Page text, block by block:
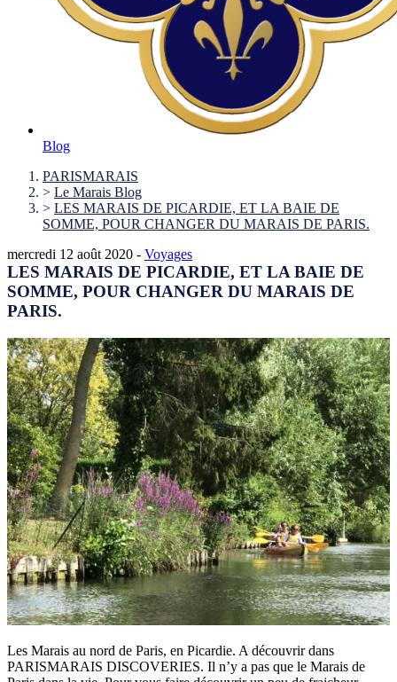
Blog
PARISMARAIS
> Le Marais Blog
> LES MARAIS DE PICARDIE, ET LA BAIE DE
SOMME, POUR CHANGER DU MARAIS DE PARIS.
mercredi 12 août 2020 - Voyages
LES MARAIS DE PICARDIE, ET LA BAIE DE
SOMME, POUR CHANGER DU MARAIS DE
PARIS.
Les Marais au nord de Paris, en Picardie. A découvrir dans
PARISMARAIS DISCOVERIES. Il n’y a pas que le Marais de